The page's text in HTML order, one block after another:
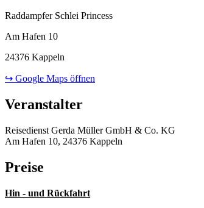
Raddampfer Schlei Princess
Am Hafen 10
24376 Kappeln
↪ Google Maps öffnen
Veranstalter
Reisedienst Gerda Müller GmbH & Co. KG
Am Hafen 10, 24376 Kappeln
Preise
Hin - und Rückfahrt